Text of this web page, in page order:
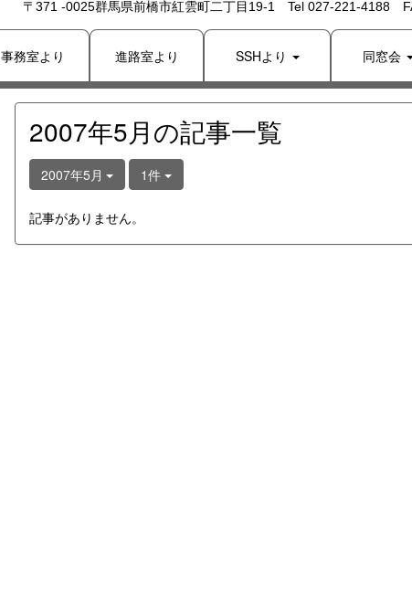
〒371 -0025群馬県前橋市紅雲町二丁目19-1 Tel 027-221-4188
事務室より 進路室より SSHより 同窓会
2007年5月の記事一覧
2007年5月 1件
記事がありません。